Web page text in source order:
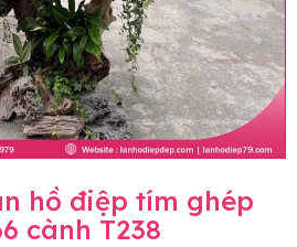
hồ điệp tím ghép
cành T238